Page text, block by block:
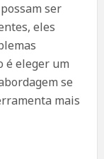
ser
eles
é eleger um
se
mais